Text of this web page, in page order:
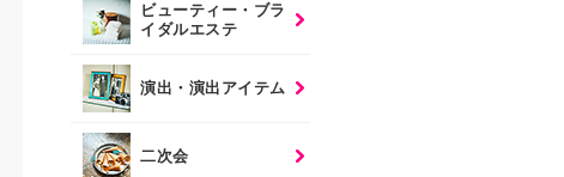
ビューティー・ブラ
イダルエステ
演出・演出アイテム
二次会